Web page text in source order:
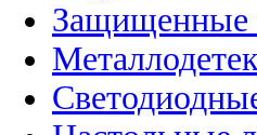
Защищенные